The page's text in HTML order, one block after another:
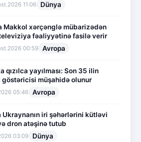
11:06 Dünya
Makkol xərçənglə mübarizədən
fəaliyyətinə fasilə verir
00:59 Avropa
qızılca yayılması: Son 35 ilin
göstəricisi müşahidə olunur
05:46 Avropa
Ukraynanın iri şəhərlərini kütləvi
dron atəşinə tutub
03:09 Dünya